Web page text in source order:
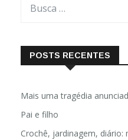
POSTS RECENTES
Mais uma tragédia
Pai e filho
Crochê, jardinagem,